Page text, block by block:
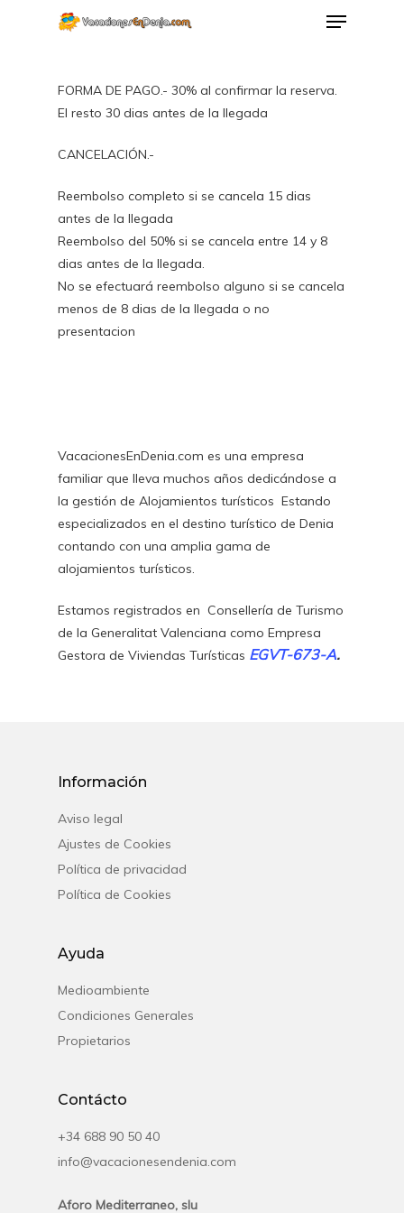
FORMA DE PAGO.- 30% al confirmar la reserva.
El resto 30 dias antes de la llegada
CANCELACIÓN.-
Reembolso completo si se cancela 15 dias
antes de la llegada
Reembolso del 50% si se cancela entre 14 y 8
dias antes de la llegada.
No se efectuará reembolso alguno si se cancela
menos de 8 dias de la llegada o no
presentacion
VacacionesEnDenia.com es una empresa
familiar que lleva muchos años dedicándose a
la gestión de Alojamientos turísticos Estando
especializados en el destino turístico de Denia
contando con una amplia gama de
alojamientos turísticos.
Estamos registrados en Consellería de Turismo
de la Generalitat Valenciana como Empresa
Gestora de Viviendas Turísticas EGVT-673-A.
Información
Aviso legal
Ajustes de Cookies
Política de privacidad
Política de Cookies
Ayuda
Medioambiente
Condiciones Generales
Propietarios
Contácto
+34 688 90 50 40
info@vacacionesendenia.com
Aforo Mediterraneo, slu